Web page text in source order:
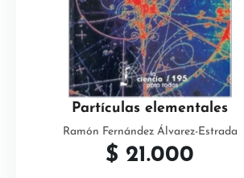
Partículas elementales
Ramón Fernández Álvarez-Estrada
$ 21.000